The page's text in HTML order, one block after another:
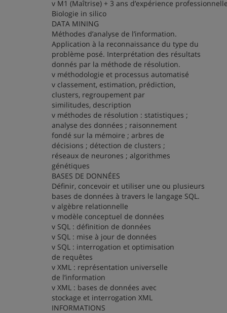
v M1 (Maîtrise) + 3 ans d’expérience
Biologie in silico
DATA MINING
Méthodes d’analyse de l’information.
Application à la reconnaissance du type du
problème posé. Interprétation des résultats
donnés par la méthode de résolution.
v méthodologie et processus automatisé
v classement, estimation, prédiction,
clusters, regroupement par
similitudes, description
v méthodes de résolution : statistiques ;
analyse des données ; raisonnement
fondé sur la mémoire ; arbres de
décisions ; détection de clusters ;
réseaux de neurones ; algorithmes
génétiques
BASES DE DONNÉES
Définir, concevoir et utiliser une ou plusieurs
bases de données à travers le langage SQL.
v algèbre relationnelle
v modèle conceptuel de données
v SQL : définition de données
v SQL : mise à jour de données
v SQL : interrogation et optimisation
de requêtes
v XML : représentation universelle
de l’information
v XML : bases de données avec
stockage et interrogation XML
INFORMATIONS